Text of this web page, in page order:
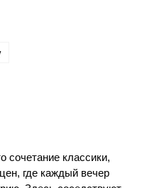
сочетание классики,
где каждый вечер